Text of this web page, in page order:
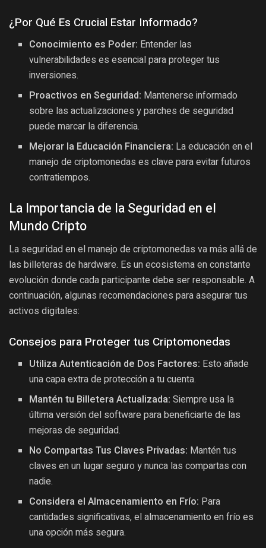
¿Por Qué Es Crucial Estar Informado?
Conocimiento es Poder: Entender las
vulnerabilidades es esencial para proteger tus
inversiones.
Proactivos en Seguridad: Mantenerse informado
sobre las actualizaciones y parches de seguridad
puede marcar la diferencia.
Mejorar la Educación Financiera: La educación en el
manejo de criptomonedas es clave para evitar futuros
contratiempos.
La Importancia de la Seguridad en el
Mundo Cripto
La seguridad en el manejo de criptomonedas va más allá de
las billeteras de hardware. Es un ecosistema en constante
evolución donde cada participante debe ser responsable. A
continuación, algunas recomendaciones para asegurar tus
activos digitales:
Consejos para Proteger tus Criptomonedas
Utiliza Autenticación de Dos Factores: Esto añade
una capa extra de protección a tu cuenta.
Mantén tu Billetera Actualizada: Siempre usa la
última versión del software para beneficiarte de las
mejoras de seguridad.
No Compartas Tus Claves Privadas: Mantén tus
claves en un lugar seguro y nunca las compartas con
nadie.
Considera el Almacenamiento en Frío: Para
cantidades significativas, el almacenamiento en frío es
una opción más segura.